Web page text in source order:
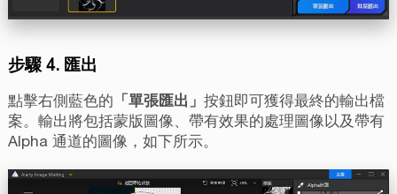
步驟 4. 匯出
點擊右側藍色的 「單張匯出」 按鈕即可獲得最終的輸出檔
案。輸出將包括蒙版圖像、帶有效果的處理圖像以及帶有
Alpha 通道的圖像，如下所示。